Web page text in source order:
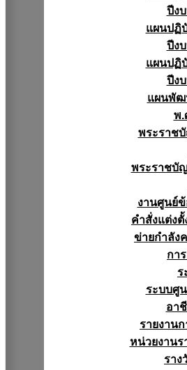
ปีง
แผนปฏิ
ปีง
แผนปฏิ
ปีง
แผนพัฒ
พ.
พระราช
พระราชบั
งานศูนย์
คำสั่งแต่ง
ข่ายกำลัง
กา
ร
ระบบศู
อา
รายงาน
หน่วยงาน
ราง